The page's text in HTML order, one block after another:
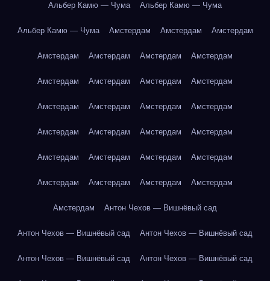
Альбер Камю — Чума Альбер Камю — Чума
Альбер Камю — Чума Амстердам Амстердам Амстердам
Амстердам Амстердам Амстердам Амстердам
Амстердам Амстердам Амстердам Амстердам
Амстердам Амстердам Амстердам Амстердам
Амстердам Амстердам Амстердам Амстердам
Амстердам Амстердам Амстердам Амстердам
Амстердам Амстердам Амстердам Амстердам
Амстердам Антон Чехов — Вишнёвый сад
Антон Чехов — Вишнёвый сад Антон Чехов — Вишнёвый сад
Антон Чехов — Вишнёвый сад Антон Чехов — Вишнёвый сад